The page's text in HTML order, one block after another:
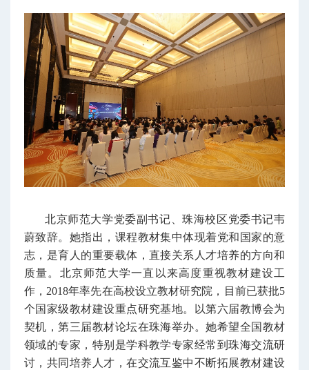
北京师范大学党委副书记、珠海校区党委书记韦
蔚致辞。她指出，课程教材集中体现着党和国家的意
志，是育人的重要载体，直接关系人才培养的方向和
质量。北京师范大学一直以来高度重视教材建设工
作，2018年率先在高校设立教材研究院，目前已获批5
个国家级教材建设重点研究基地。以第六届教博会为
契机，第三届教材论坛在珠海举办。她希望全国教材
领域的专家，特别是学科教学专家经常到珠海交流研
讨，共同培养人才，在交流互鉴中不断拓展教材建设